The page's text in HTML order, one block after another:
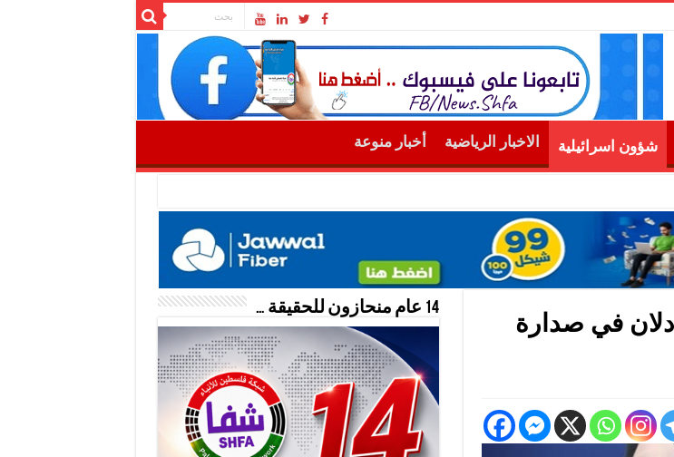
شؤون اسرائيلية الاخبار الرياضية أخبار منوعة
في صدارة
14 عام منحازون للحقيقة …